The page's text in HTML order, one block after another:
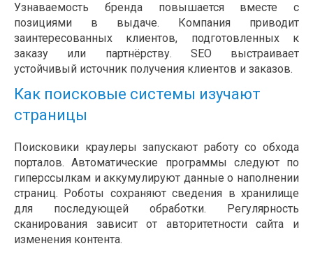
Узнаваемость бренда повышается вместе с
позициями в выдаче. Компания приводит
заинтересованных клиентов, подготовленных к
заказу или партнёрству. SEO выстраивает
устойчивый источник получения клиентов и заказов.
Как поисковые системы изучают
страницы
Поисковики краулеры запускают работу со обхода
порталов. Автоматические программы следуют по
гиперссылкам и аккумулируют данные о наполнении
страниц. Роботы сохраняют сведения в хранилище
для последующей обработки. Регулярность
сканирования зависит от авторитетности сайта и
изменения контента.